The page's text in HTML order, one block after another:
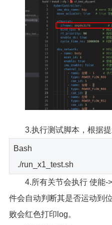
3.执行测试脚本，根据
Bash
./run_x1_test.sh
4.所有关节会执行 使能-
件会自动判断其是否运动到
败会红色打印log。